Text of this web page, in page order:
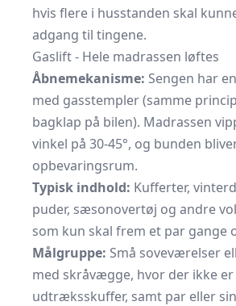
hvis flere i husstanden skal
adgang til tingene.
Gaslift - Hele madrassen løftes
Åbnemekanisme: Sengen har
med gasstempler (samme
bagklap på bilen). Madrassen
vinkel på 30-45°, og bunden
opbevaringsrum.
Typisk indhold: Kufferter,
puder, sæsonovertøj og andre
som kun skal frem et par gange
Målgruppe: Små soveværelser
med skråvægge, hvor der ikke
udtræksskuffer, samt par eller